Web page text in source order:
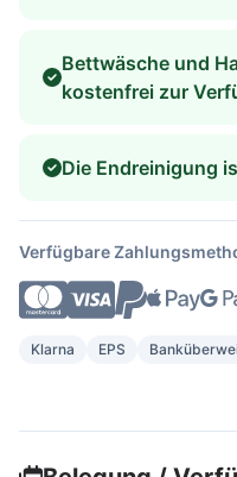
Bettwäsche und
kostenfrei zur
Die Endreinigung
Verfügbare
Klarna EPS